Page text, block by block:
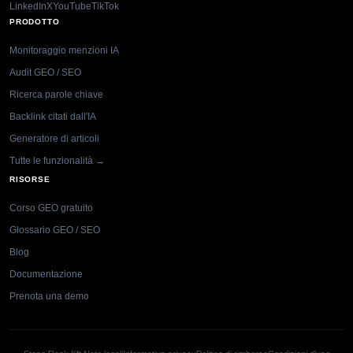
LinkedInXYouTubeTikTok
PRODOTTO
Monitoraggio menzioni IA
Audit GEO / SEO
Ricerca parole chiave
Backlink citati dall'IA
Generatore di articoli
Tutte le funzionalità →
RISORSE
Corso GEO gratuito
Glossario GEO / SEO
Blog
Documentazione
Prenota una demo